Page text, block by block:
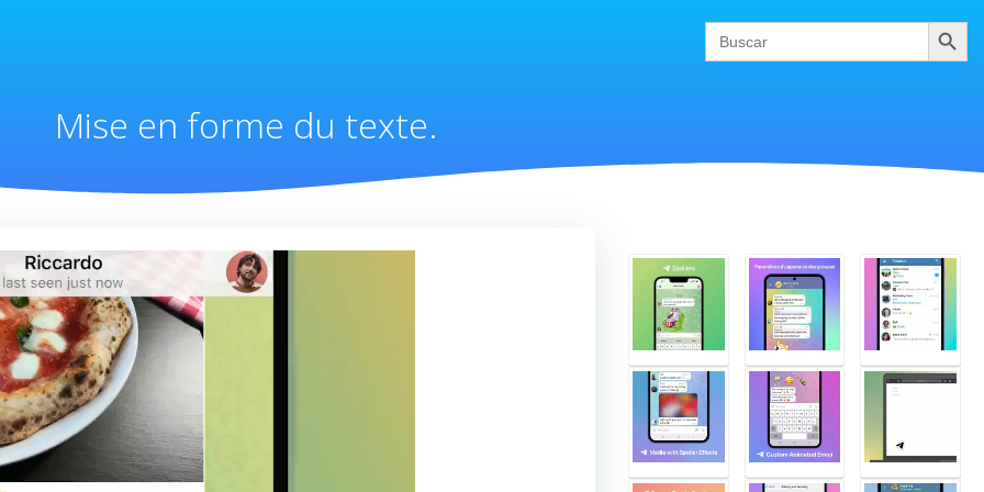
Search
for:
Buscar
Mise en forme du texte.